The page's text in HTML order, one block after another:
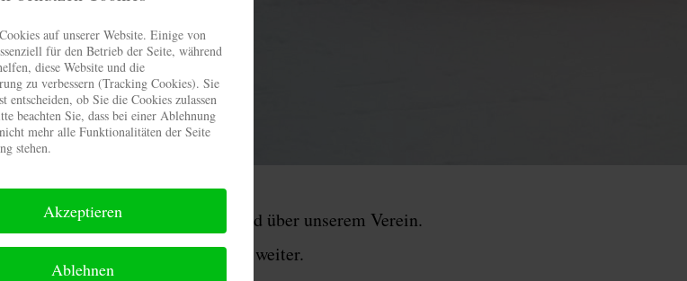
über unsere Angebote und über unserem Verein.
haben, so helfen wir gerne weiter.
auf unserer Website. Einige von
für den Betrieb der Seite, während
diese Website und die
zu verbessern (Tracking Cookies). Sie
entscheiden, ob Sie die Cookies zulassen
beachten Sie, dass bei einer Ablehnung
mehr alle Funktionalitäten der Seite
stehen.
Akzeptieren
Ablehnen